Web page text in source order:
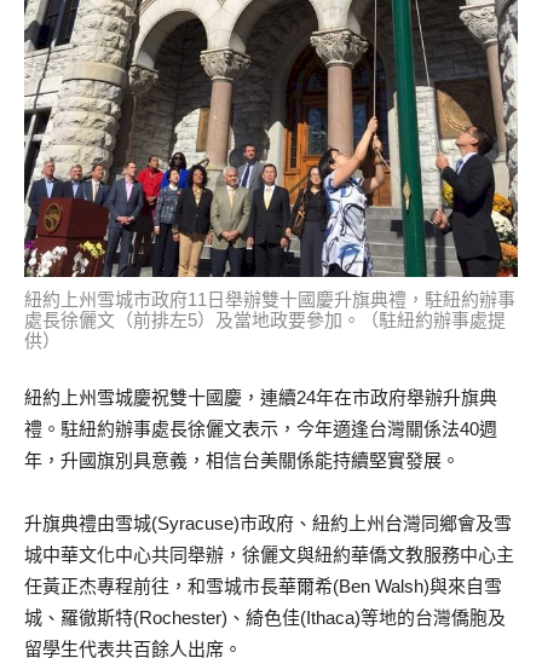
紐約上州雪城市政府11日舉辦雙十國慶升旗典禮，駐紐約辦事
處長徐儷文（前排左5）及當地政要參加。（駐紐約辦事處提
供）
紐約上州雪城慶祝雙十國慶，連續24年在市政府舉辦升旗典
禮。駐紐約辦事處長徐儷文表示，今年適逢台灣關係法40週
年，升國旗別具意義，相信台美關係能持續堅實發展。
升旗典禮由雪城(Syracuse)市政府、紐約上州台灣同鄉會及雪
城中華文化中心共同舉辦，徐儷文與紐約華僑文教服務中心主
任黃正杰專程前往，和雪城市長華爾希(Ben Walsh)與來自雪
城、羅徹斯特(Rochester)、綺色佳(Ithaca)等地的台灣僑胞及
留學生代表共百餘人出席。